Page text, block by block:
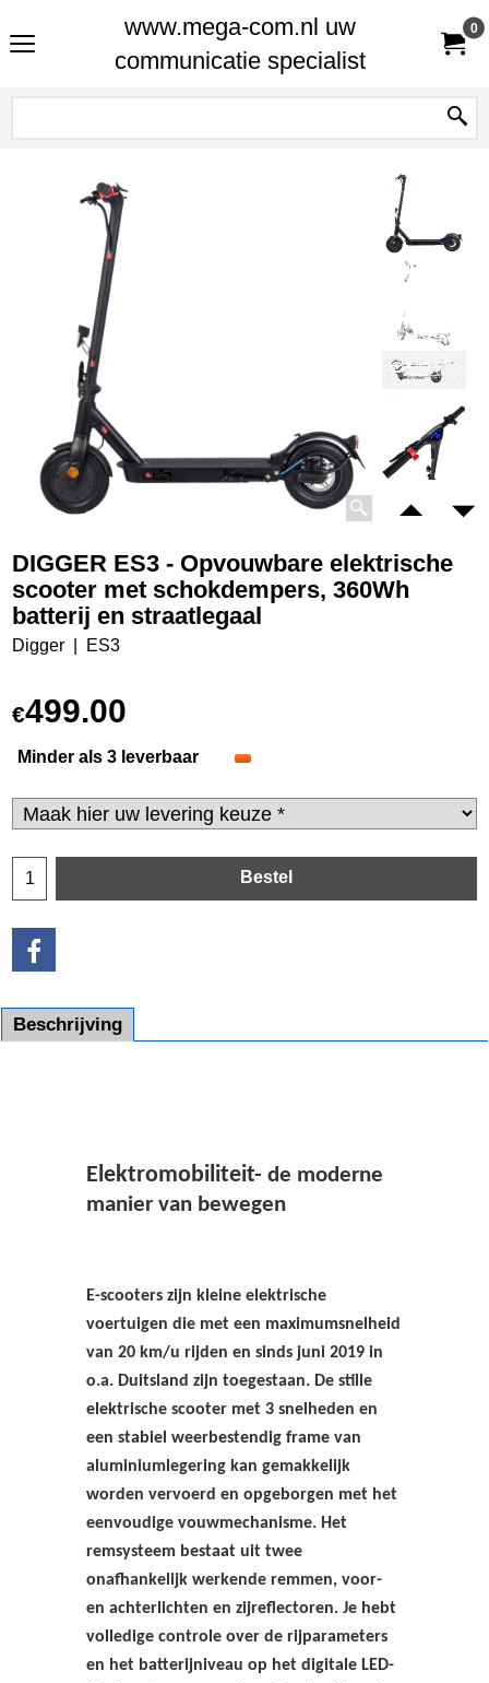
www.mega-com.nl uw
communicatie specialist
0
DIGGER ES3 - Opvouwbare elektrische
scooter met schokdempers, 360Wh
batterij en straatlegaal
Digger ES3
€499.00
Minder als 3 leverbaar
Bestel
Beschrijving
Elektromobiliteit- de moderne
manier van bewegen
E-scooters zijn kleine elektrische
voertuigen die met een maximumsnelheid
van 20 km/u rijden en sinds juni 2019 in
o.a. Duitsland zijn toegestaan. De stille
elektrische scooter met 3 snelheden en
een stabiel weerbestendig frame van
aluminiumlegering kan gemakkelijk
worden vervoerd en opgeborgen met het
eenvoudige vouwmechanisme. Het
remsysteem bestaat uit twee
onafhankelijk werkende remmen, voor-
en achterlichten en zijreflectoren. Je hebt
volledige controle over de rijparameters
en het batterijniveau op het digitale LED-